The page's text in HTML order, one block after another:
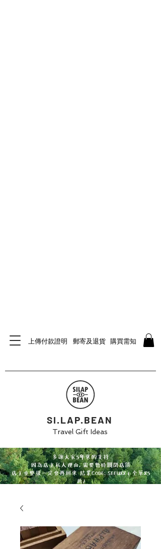
上傳付款證明 購買需知
郵寄及退貨
多謝大家5年來的支持
因為店主私人理由, 需要暫時關閉店舖
店主重整後一定會再回來 結業CODE: SEEU88 ( 全單85
折)
SI.LAP.BEAN
Travel Gift Ideas